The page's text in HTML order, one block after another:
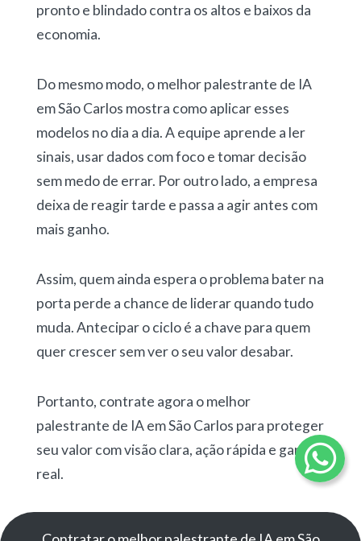
pronto e blindado contra os altos e baixos da
economia.
Do mesmo modo, o melhor palestrante de IA
em São Carlos mostra como aplicar esses
modelos no dia a dia. A equipe aprende a ler
sinais, usar dados com foco e tomar decisão
sem medo de errar. Por outro lado, a empresa
deixa de reagir tarde e passa a agir antes com
mais ganho.
Assim, quem ainda espera o problema bater na
porta perde a chance de liderar quando tudo
muda. Antecipar o ciclo é a chave para quem
quer crescer sem ver o seu valor desabar.
Portanto, contrate agora o melhor
palestrante de IA em São Carlos para proteger
seu valor com visão clara, ação rápida e ganho
real.